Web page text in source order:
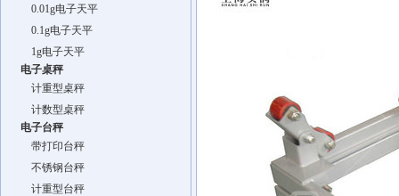
0.01g电子天平
0.1g电子天平
1g电子天平
电子桌秤
计重型桌秤
计数型桌秤
电子台秤
带打印台秤
不锈钢台秤
计重型台秤